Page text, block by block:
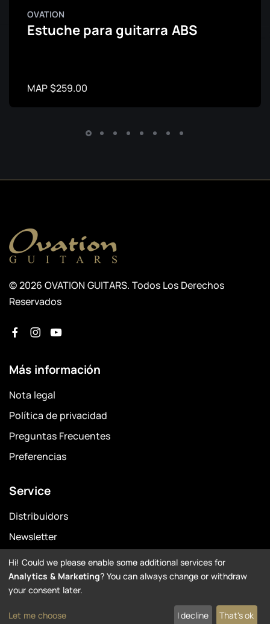
OVATION
Estuche para guitarra ABS
MAP $259.00
© 2026 OVATION GUITARS. Todos Los Derechos
Reservados
Más información
Nota legal
Política de privacidad
Preguntas Frecuentes
Preferencias
Service
Distribuidors
Newsletter
Garantía
Downloads
Hi! Could we please enable some additional services for
Analytics & Marketing? You can always change or withdraw
your consent later.
Let me choose I decline That's ok